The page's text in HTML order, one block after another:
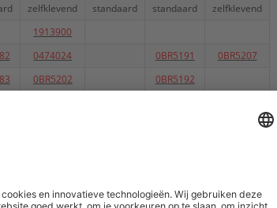
zelfklevend standaard standaard
zelfklevend
1913900
0474024 0BR5191
0BR5207
0BR5202
0BR5192
0474027